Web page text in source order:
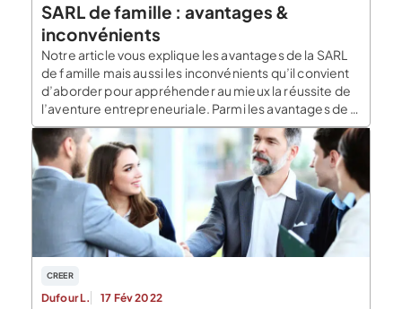
SARL de famille : avantages &
inconvénients
Notre article vous explique les avantages de la SARL
de famille mais aussi les inconvénients qu’il convient
d’aborder pour appréhender au mieux la réussite de
l’aventure entrepreneuriale. Parmi les avantages de la
SARL de famille : une fiscalité attrayante La SARL
classique est, en principe, soumise à l’impôt sur les
sociétés. Les bénéfices réalisés par la […]
CREER
Dufour L. 17 Fév 2022